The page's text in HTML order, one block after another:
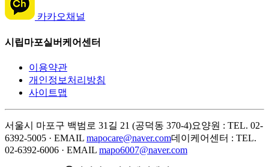
카카오채널
시립마포실버케어센터
이용약관
개인정보처리방침
사이트맵
서울시 마포구 백범로 31길 21 (공덕동 370-4)요양원 : TEL. 02-
6392-5005 · EMAIL mapocare@naver.com데이케어센터 : TEL.
02-6392-6006 · EMAIL mapo6007@naver.com